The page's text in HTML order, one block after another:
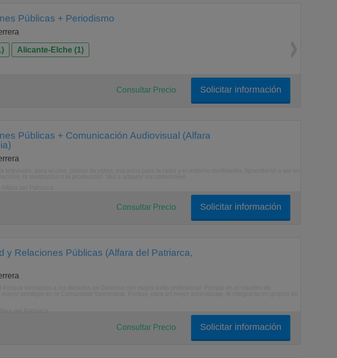
Públicas + Periodismo
Alicante-Elche (1)
Solicitar información
Consultar Precio
Públicas + Comunicación Audiovisual (Alfara
Solicitar información
Consultar Precio
y Relaciones Públicas (Alfara del Patriarca,
Solicitar información
Consultar Precio